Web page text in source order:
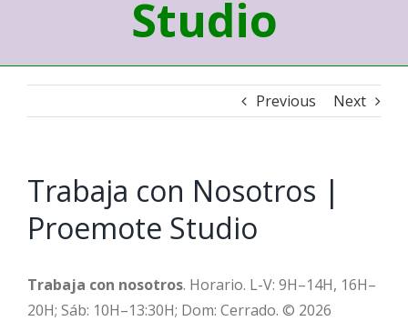
Studio
Previous Next
Trabaja con Nosotros |
Proemote Studio
Trabaja con nosotros. Horario. L-V: 9H–14H, 16H–
20H; Sáb: 10H–13:30H; Dom: Cerrado. © 2026